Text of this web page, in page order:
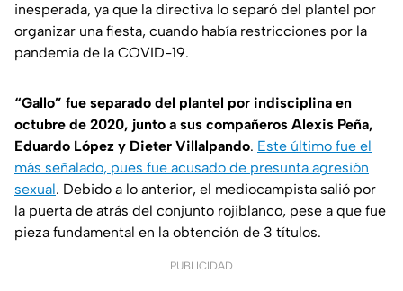
inesperada, ya que la directiva lo separó del plantel por
organizar una fiesta, cuando había restricciones por la
pandemia de la COVID-19.
“Gallo” fue separado del plantel por indisciplina en
octubre de 2020, junto a sus compañeros Alexis Peña,
Eduardo López y Dieter Villalpando. Este último fue el
más señalado, pues fue acusado de presunta agresión
sexual. Debido a lo anterior, el mediocampista salió por
la puerta de atrás del conjunto rojiblanco, pese a que fue
pieza fundamental en la obtención de 3 títulos.
PUBLICIDAD